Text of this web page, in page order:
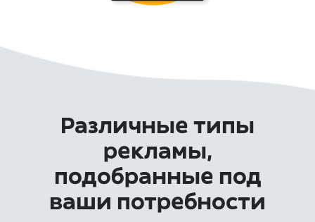
Различные типы
рекламы,
подобранные под
ваши потребности